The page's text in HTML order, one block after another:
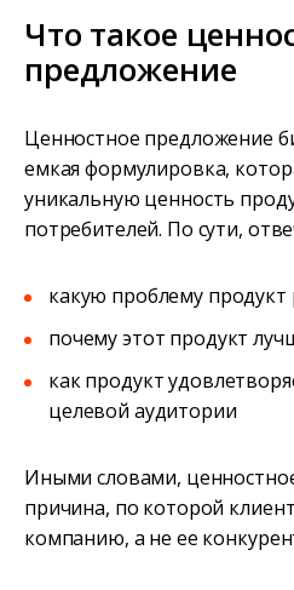
Что такое
предложение
Ценностное предложение
емкая формулировка,
уникальную ценность
потребителей. По сути,
какую проблему продукт
почему этот продукт
как продукт
целевой аудитории
Иными словами,
причина, по которой
компанию, а не ее